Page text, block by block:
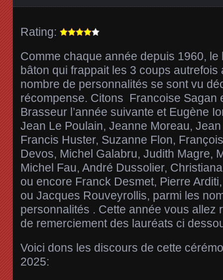
Rating:
Comme chaque année depuis 1960,
bâton qui frappait les 3 coups autrefois
nombre de personnalités se sont vu
récompense. Citons Francoise Sagan
Brasseur l’année suivante et Eugène
Jean Le Poulain, Jeanne Moreau,
Francis Huster, Suzanne Flon,
Devos, Michel Galabru, Judith Magre,
Michel Fau, André Dussolier,
ou encore Franck Desmet, Pierre
ou Jacques Rouveyrollis, parmi les
personnalités . Cette année vous allez
de remerciement des lauréats ci
Voici dons les discours de cette
2025: